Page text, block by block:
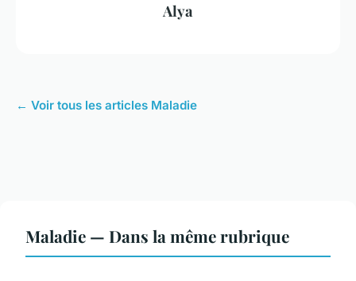
Alya
← Voir tous les articles Maladie
Maladie — Dans la même rubrique